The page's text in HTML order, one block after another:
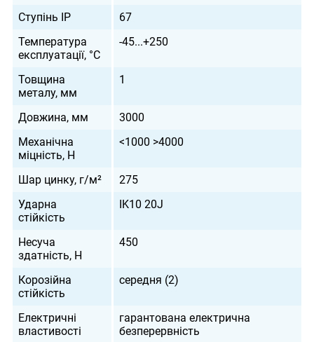
Ступінь IP
67
Температура
експлуатації, °С
-45...+250
Товщина
металу, мм
1
Довжина, мм
3000
Механічна
міцність, Н
<1000 >4000
Шар цинку, г/м²
275
Ударна
стійкість
IK10 20J
Несуча
здатність, Н
450
Корозійна
стійкість
середня (2)
Електричні
властивості
гарантована електрична
безперервність